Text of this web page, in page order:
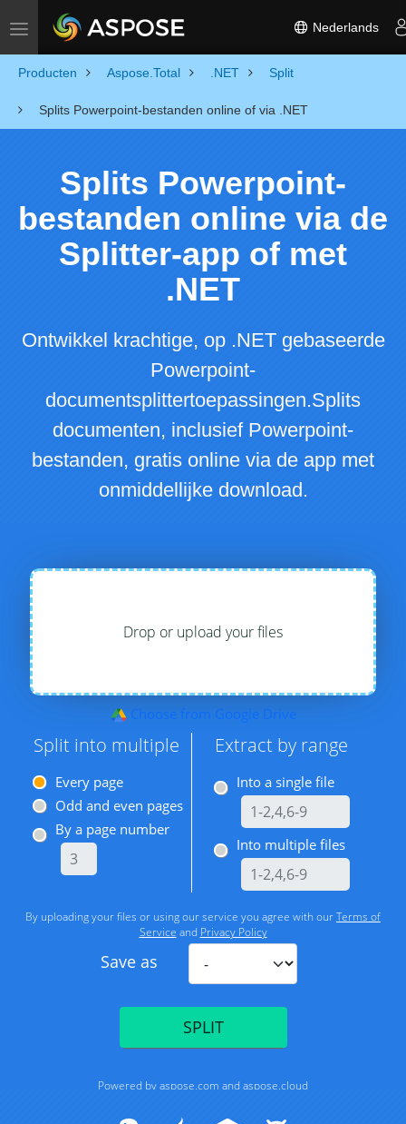
Toggle navigation Nederlands
Producten Aspose.Total .NET Split
Splits Powerpoint-bestanden online of via .NET
Splits Powerpoint-
bestanden online via de
Splitter-app of met
.NET
Ontwikkel krachtige, op .NET gebaseerde
Powerpoint-
documentsplittertoepassingen.Splits
documenten, inclusief Powerpoint-
bestanden, gratis online via de app met
onmiddellijke download.